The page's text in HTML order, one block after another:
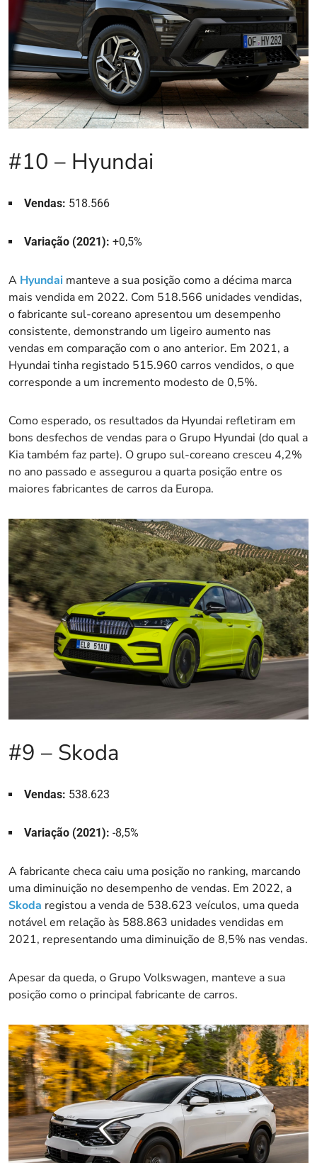
#10 – Hyundai
Vendas: 518.566
Variação (2021): +0,5%
A Hyundai manteve a sua posição como a décima marca
mais vendida em 2022. Com 518.566 unidades vendidas,
o fabricante sul-coreano apresentou um desempenho
consistente, demonstrando um ligeiro aumento nas
vendas em comparação com o ano anterior. Em 2021, a
Hyundai tinha registado 515.960 carros vendidos, o que
corresponde a um incremento modesto de 0,5%.
Como esperado, os resultados da Hyundai refletiram em
bons desfechos de vendas para o Grupo Hyundai (do qual a
Kia também faz parte). O grupo sul-coreano cresceu 4,2%
no ano passado e assegurou a quarta posição entre os
maiores fabricantes de carros da Europa.
#9 – Skoda
Vendas: 538.623
Variação (2021): -8,5%
A fabricante checa caiu uma posição no ranking, marcando
uma diminuição no desempenho de vendas. Em 2022, a
Skoda registou a venda de 538.623 veículos, uma queda
notável em relação às 588.863 unidades vendidas em
2021, representando uma diminuição de 8,5% nas vendas.
Apesar da queda, o Grupo Volkswagen, manteve a sua
posição como o principal fabricante de carros.